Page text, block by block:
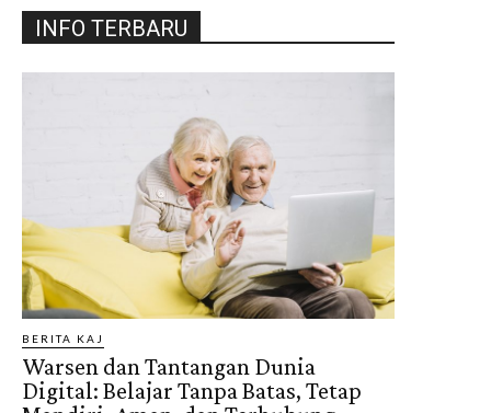
INFO TERBARU
BERITA KAJ
Warsen dan Tantangan Dunia
Digital: Belajar Tanpa Batas, Tetap